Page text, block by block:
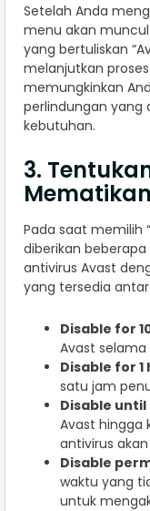
Setelah Anda
menu akan muncul
yang bertuliskan
melanjutkan
memungkinkan
perlindungan yang
kebutuhan.
3.
Pada saat memilih
diberikan
antivirus Avast
yang tersedia
Disable for
Avast selama
Disable for 1
satu jam
Disable
Avast hingga
antivirus
Disable
waktu yang
untuk